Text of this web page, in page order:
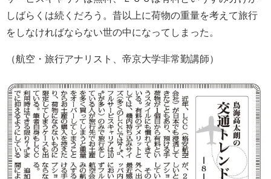
しばらくは続くだろう。昔以上に荷物の重量を考えて旅行
をしなければならない世の中になってしまった。
（航空・旅行アナリスト、帝京大学非常勤講師）